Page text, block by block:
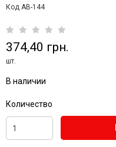
Код AB-144
374,40 грн.
шт.
В наличии
Количество